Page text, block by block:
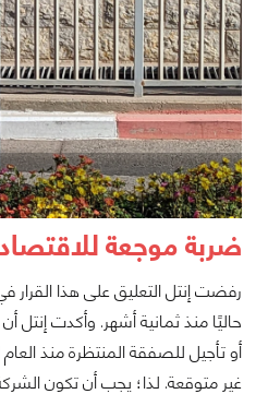
ضربة موجعة للاقتصاد -
رفضت إنتل التعليق على هذا القرار
حاليًا منذ ثمانية أشهر. وأكدت إنتل
أو تأجيل للصفقة المنتظرة منذ
غير متوقعة. لذا؛ يجب أن تكون